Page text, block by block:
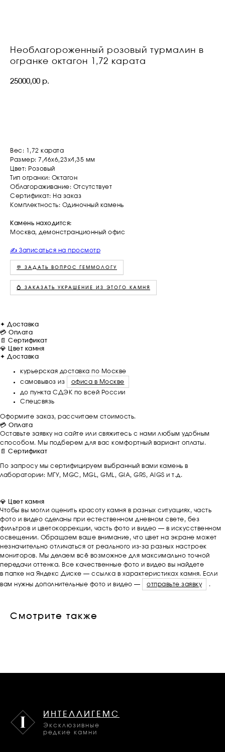
Необлагороженный розовый турмалин в
огранке октагон 1,72 карата
25000,00 р.
Вес: 1,72 карата
Размер: 7,46х6,23х4,35 мм
Цвет: Розовый
Тип огранки: Октагон
Облагораживание: Отсутствует
Сертификат: На заказ
Комплектность: Одиночный камень
Камень находится:
Москва, демонстранционный офис
✍️ Записаться на просмотр
💬 ЗАДАТЬ ВОПРОС ГЕММОЛОГУ
💍 ЗАКАЗАТЬ УКРАШЕНИЕ ИЗ ЭТОГО КАМНЯ
✦ Доставка
💳 Оплата
📄 Сертификат
💎 Цвет камня
✦ Доставка
курьерская доставка по Москве
самовывоз из
офиса в Москве
до пункта СДЭК по всей России
Спецсвязь
Оформите заказ, рассчитаем стоимость.
💳 Оплата
Оставьте заявку на сайте или свяжитесь с нами любым удобным
способом. Мы подберем для вас комфортный вариант оплаты.
📄 Сертификат
По запросу мы сертифицируем выбранный вами камень в
лаборатории: МГУ, MGC, MGL, GML, GIA, GRS, AIGS и т.д.
💎 Цвет камня
Чтобы вы могли оценить красоту камня в разных ситуациях, часть
фото и видео сделаны при естественном дневном свете, без
фильтров и цветокоррекции, часть фото и видео — в искусственном
освещении. Обращаем ваше внимание, что цвет на экране может
незначительно отличаться от реального из-за разных настроек
мониторов. Мы делаем всё возможное для максимально точной
передачи оттенка. Все качественные фото и видео вы найдете
в папке на Яндекс Диске — ссылка в характеристиках камня. Если
вам нужны дополнительные фото и видео —
отправьте заявку .
Смотрите также
Эксклюзивные
редкие камни
ИНТЕЛЛИГЕМС